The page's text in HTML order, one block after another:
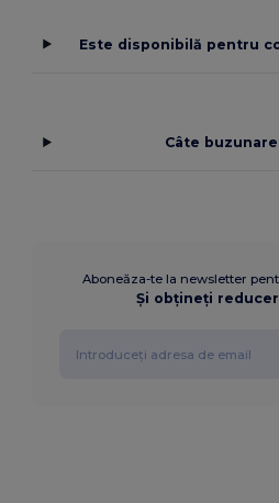
Este disponibilă pentru
Câte
Aboneăza-te la newsletter
Și obțineți